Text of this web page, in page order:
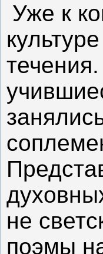
Уже к
не
поэмы